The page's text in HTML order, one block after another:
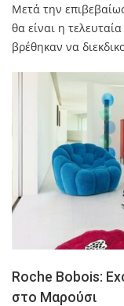
Μετά την
θα είναι η
βρέθηκαν να
Roche Bobois:
στο Μαρούσι